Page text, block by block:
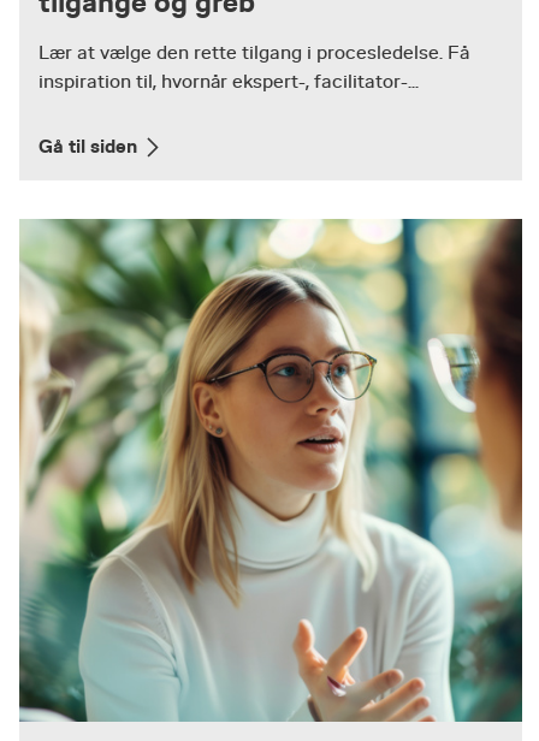
Lær at vælge den rette tilgang i procesledelse. Få
inspiration til, hvornår ekspert-, facilitator-...
Gå til siden